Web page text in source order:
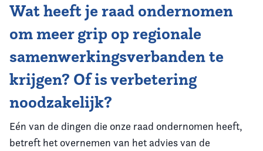
Wat heeft je raad ondernomen
om meer grip op regionale
samenwerkingsverbanden te
krijgen? Of is verbetering
noodzakelijk?
Eén van de dingen die onze raad ondernomen heeft,
betreft het overnemen van het advies van de